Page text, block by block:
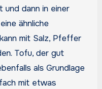
und dann in einer
ähnliche
mit Salz, Pfeffer
Tofu, der gut
als Grundlage
mit etwas